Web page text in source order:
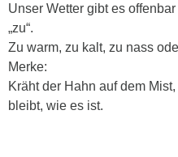
Unser Wetter gibt es
„zu“.
Zu warm, zu kalt, zu nass
Merke:
Kräht der Hahn auf dem
bleibt, wie es ist.